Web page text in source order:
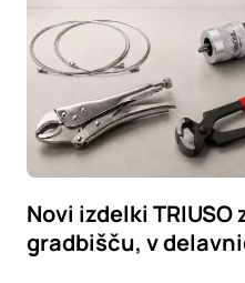
Novi izdelki
gradbišču, v